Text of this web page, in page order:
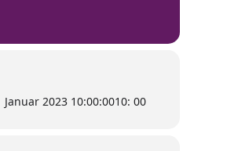
2023 10:00:0010: 00